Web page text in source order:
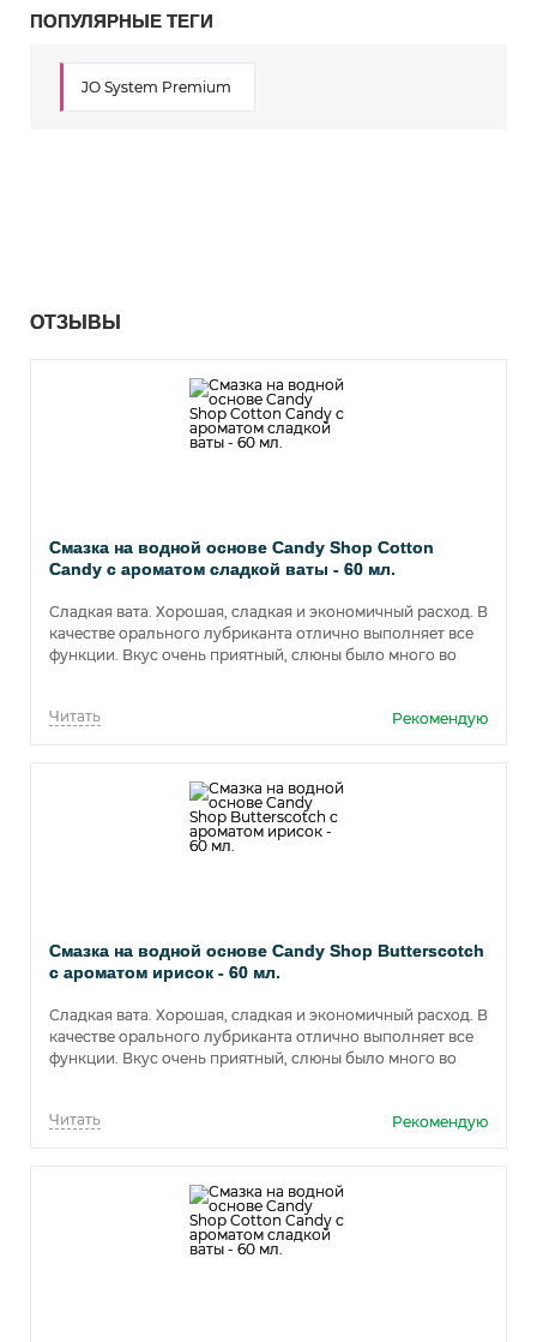
ПОПУЛЯРНЫЕ ТЕГИ
JO System Premium
ОТЗЫВЫ
Смазка на водной основе Candy Shop Cotton
Candy с ароматом сладкой ваты - 60 мл.
Сладкая вата. Хорошая, сладкая и экономичный расход. В
качестве орального лубриканта отлично выполняет все
функции. Вкус очень приятный, слюны было много во
Читать Рекомендую
Смазка на водной основе Candy Shop Butterscotch
с ароматом ирисок - 60 мл.
Сладкая вата. Хорошая, сладкая и экономичный расход. В
качестве орального лубриканта отлично выполняет все
функции. Вкус очень приятный, слюны было много во
Читать Рекомендую